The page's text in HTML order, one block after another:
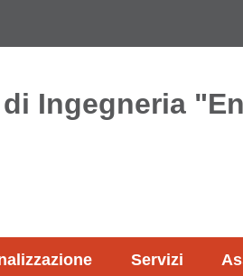
Ingegneria
Servizi